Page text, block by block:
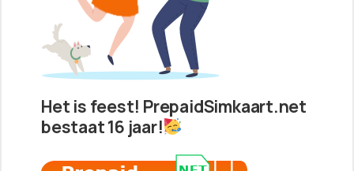
Het is feest! PrepaidSimkaart.net
bestaat 16 jaar!